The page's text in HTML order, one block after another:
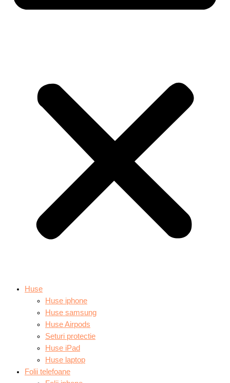
Huse
Huse iphone
Huse samsung
Huse Airpods
Seturi protectie
Huse iPad
Huse laptop
Folii telefoane